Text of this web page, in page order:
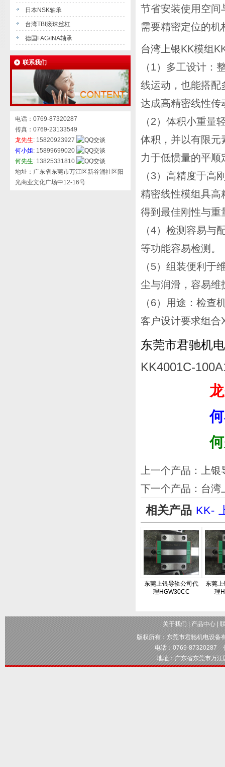
日本NSK轴承
台湾TBI滚珠丝杠
德国FAG/INA轴承
联系我们
电话：0769-87320287
传真：0769-23133549
龙先生: 15820923927
何小姐: 15899699020
何先生: 13825331810
地址：广东省东莞市万江区新谷涌社区阳
光商业文化广场中12-16号
节省安装使用空间
需要精密定位的
台湾上银KK模组
（1）多工设计：
线运动，也能搭配
达成高精密线性传
（2）体积小重量
体积，并以有限元
力于低惯量的平
（3）高精度于高
精密线性模组具高
得到最佳刚性与重
（4）检测容易与
等功能容易检测。
（5）组装便利于
尘与润滑，容易维
（6）用途：检查
客户设计要求组合
东莞市君驰机
KK4001C-
上一个产品：
上
下一个产品： 台湾
相关产品 KK-
东莞上银导轨公司代
理HGW30CC
东莞上
理
关于我们 产品中心|
版权所有： 东莞市君驰机电设备
电话：0769-87320287
地址：广东省东莞市万